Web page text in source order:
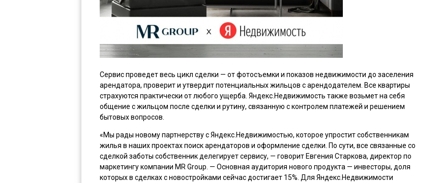
Сервис проведет весь цикл сделки — от фотосъемки и показов недвижимости до заселения
арендатора, проверит и утвердит потенциальных жильцов с арендодателем. Все квартиры
страхуются практически от любого ущерба. Яндекс.Недвижимость также возьмет на себя
общение с жильцом после сделки и рутину, связанную с контролем платежей и решением
бытовых вопросов.
«Мы рады новому партнерству с Яндекс.Недвижимостью, которое упростит собственникам
жилья в наших проектах поиск арендаторов и оформление сделки. По сути, все связанные со
сделкой заботы собственник делегирует сервису, — говорит Евгения Старкова, директор по
маркетингу компании MR Group. — Основная аудитория нового продукта — инвесторы, доля
которых в сделках с новостройками сейчас достигает 15%. Для Яндекс.Недвижимости